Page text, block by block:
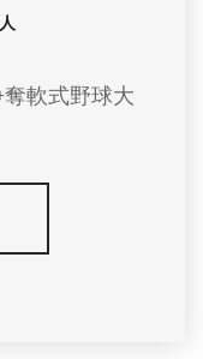
軟式野球大